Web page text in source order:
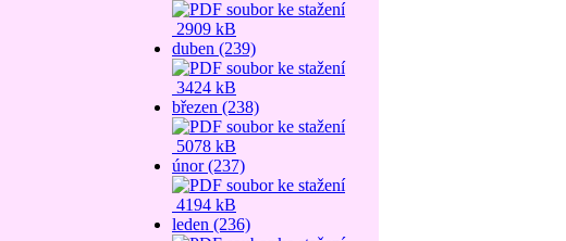
2909 kB
duben (239)
3424 kB
březen (238)
5078 kB
únor (237)
4194 kB
leden (236)